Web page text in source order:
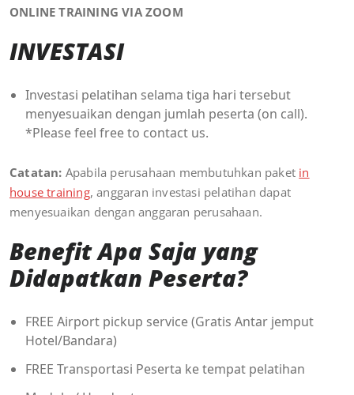
ONLINE TRAINING VIA ZOOM
INVESTASI
Investasi pelatihan selama tiga hari tersebut
menyesuaikan dengan jumlah peserta (on call).
*Please feel free to contact us.
Catatan: Apabila perusahaan membutuhkan paket in
house training, anggaran investasi pelatihan dapat
menyesuaikan dengan anggaran perusahaan.
Benefit Apa Saja yang
Didapatkan Peserta?
FREE Airport pickup service (Gratis Antar jemput
Hotel/Bandara)
FREE Transportasi Peserta ke tempat pelatihan